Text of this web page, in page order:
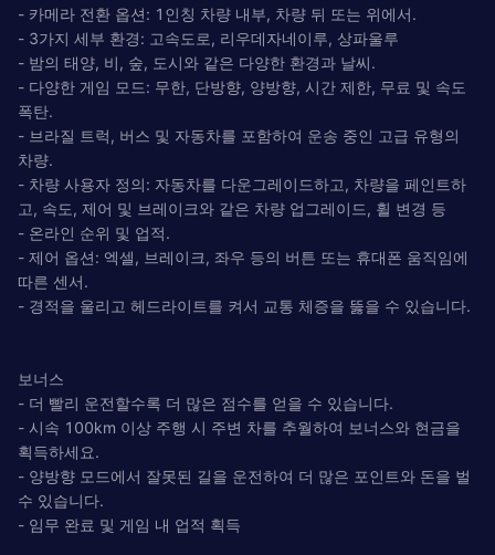
- 카메라 전환 옵션: 1인칭 차량 내부, 차량 뒤 또는 위에서.
- 3가지 세부 환경: 고속도로, 리우데자네이루, 상파울루
- 밤의 태양, 비, 숲, 도시와 같은 다양한 환경과 날씨.
- 다양한 게임 모드: 무한, 단방향, 양방향, 시간 제한, 무료 및 속도
폭탄.
- 브라질 트럭, 버스 및 자동차를 포함하여 운송 중인 고급 유형의
차량.
- 차량 사용자 정의: 자동차를 다운그레이드하고, 차량을 페인트하
고, 속도, 제어 및 브레이크와 같은 차량 업그레이드, 휠 변경 등
- 온라인 순위 및 업적.
- 제어 옵션: 엑셀, 브레이크, 좌우 등의 버튼 또는 휴대폰 움직임에
따른 센서.
- 경적을 울리고 헤드라이트를 켜서 교통 체증을 뚫을 수 있습니다.
보너스
- 더 빨리 운전할수록 더 많은 점수를 얻을 수 있습니다.
- 시속 100km 이상 주행 시 주변 차를 추월하여 보너스와 현금을
획득하세요.
- 양방향 모드에서 잘못된 길을 운전하여 더 많은 포인트와 돈을 벌
수 있습니다.
- 임무 완료 및 게임 내 업적 획득